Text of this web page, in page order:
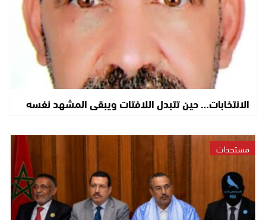
الانتخابات… حين تتبدل اللافتات ويبقى المشهد نفسه
مستجدات